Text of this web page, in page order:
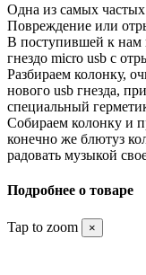
Одна из самых
Повреждение или
В поступившей к нам
гнездо micro usb с
Разбираем колонку,
нового usb гнезда,
специальный
Собираем колонку и
конечно же блютуз
радовать музыкой
Подробнее о товаре
Tap to zoom ×